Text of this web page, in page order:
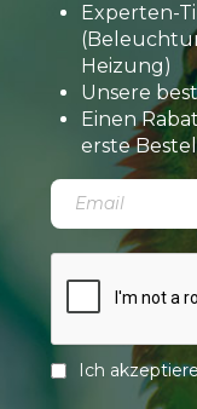
Experten-
Heizung)
Unsere
Einen
erste
Ich